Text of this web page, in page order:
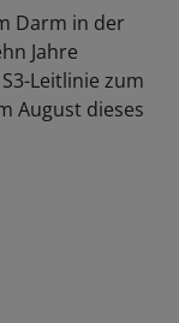
Darm in der
Jahre
Leitlinie zum
August dieses